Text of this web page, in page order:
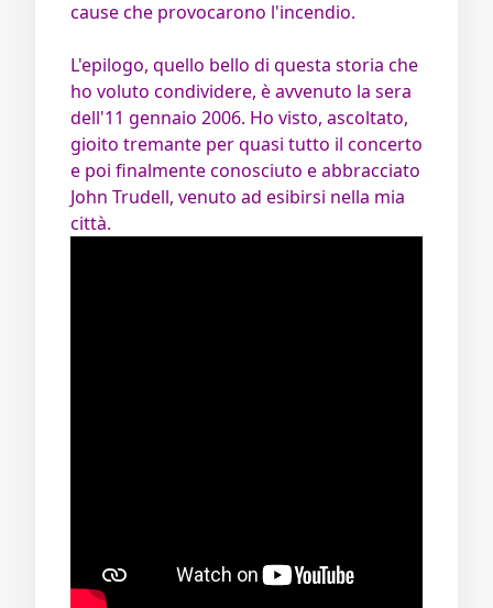
cause che provocarono l'incendio.
L'epilogo, quello bello di questa storia che
ho voluto condividere, è avvenuto la sera
dell'11 gennaio 2006. Ho visto, ascoltato,
gioito tremante per quasi tutto il concerto
e poi finalmente conosciuto e abbracciato
John Trudell, venuto ad esibirsi nella mia
città.